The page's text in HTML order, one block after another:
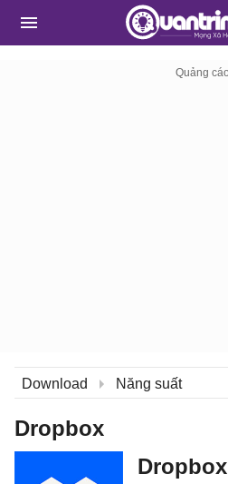
Download Năng suất
Dropbox
Dropbox